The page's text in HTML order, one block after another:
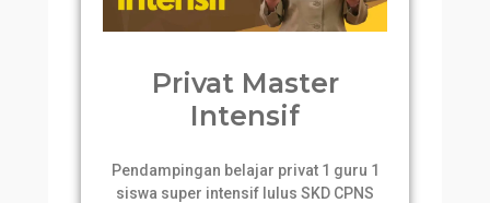
Privat Master
Intensif
Pendampingan belajar privat 1 guru 1
siswa super intensif lulus SKD CPNS